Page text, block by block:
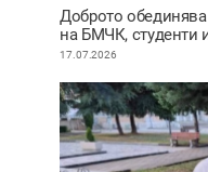
Доброто
на БМЧК, студенти
осигуриха нова
17.07.2026